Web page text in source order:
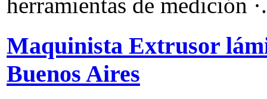
herramientas de medición
Maquinista Extrusor
Buenos Aires